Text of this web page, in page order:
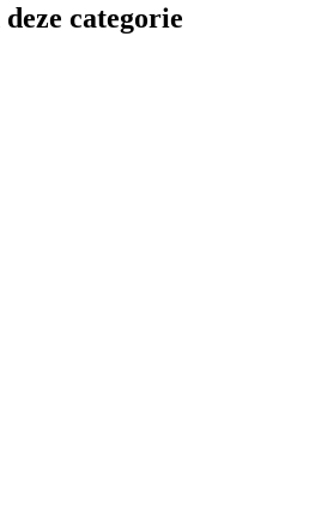
categorie